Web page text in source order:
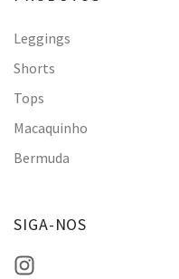
Leggings
Shorts
Tops
Macaquinho
Bermuda
SIGA-NOS